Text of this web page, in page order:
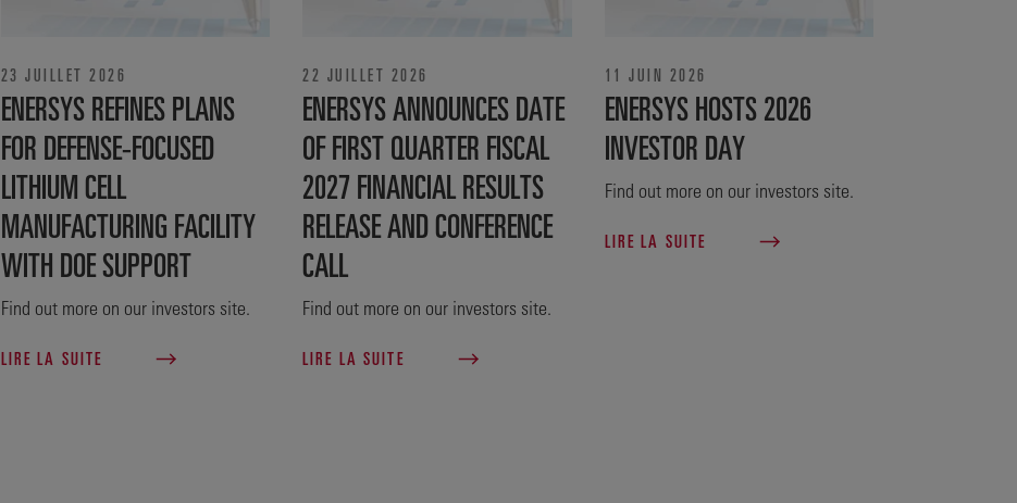
23 JUILLET 2026
ENERSYS REFINES PLANS
FOR DEFENSE‑FOCUSED
LITHIUM CELL
MANUFACTURING FACILITY
WITH DOE SUPPORT
Find out more on our investors site.
LIRE LA SUITE
22 JUILLET 2026
ENERSYS ANNOUNCES DATE
OF FIRST QUARTER FISCAL
2027 FINANCIAL RESULTS
RELEASE AND CONFERENCE
CALL
Find out more on our investors site.
LIRE LA SUITE
11 JUIN 2026
ENERSYS HOSTS 2026
INVESTOR DAY
Find out more on our investors site.
LIRE LA SUITE